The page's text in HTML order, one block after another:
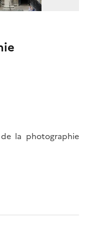
la photographie